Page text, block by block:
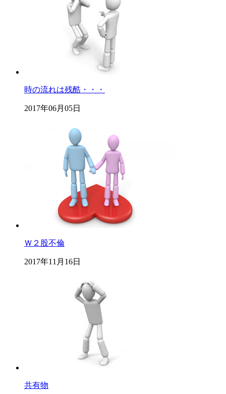
時の流れは残酷・・・
2017年06月05日
Ｗ２股不倫
2017年11月16日
共有物